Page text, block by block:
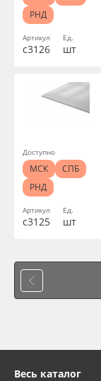
Артикул
с3126
Ед.
шт
РНД
Артикул
с3125
Ед.
шт
Доступно
МСК
СПБ
РНД
Весь каталог